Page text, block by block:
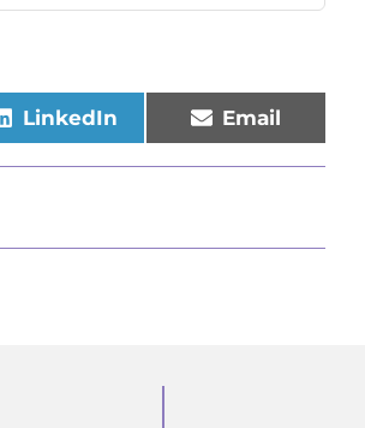
LinkedIn Email